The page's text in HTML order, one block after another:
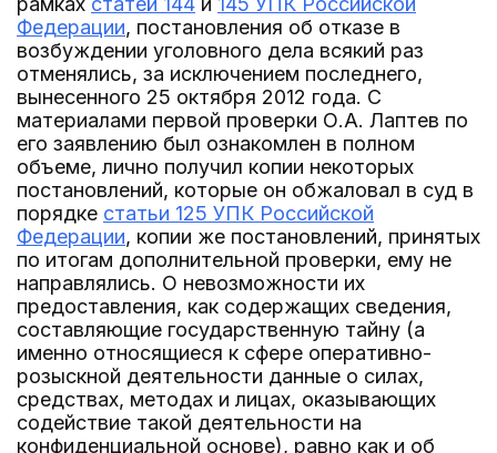
Федерации, постановления об отказе в
возбуждении уголовного дела всякий раз
отменялись, за исключением последнего,
вынесенного 25 октября 2012 года. С
материалами первой проверки О.А. Лаптев по
его заявлению был ознакомлен в полном
объеме, лично получил копии некоторых
постановлений, которые он обжаловал в суд в
порядке статьи 125 УПК Российской
Федерации, копии же постановлений, принятых
по итогам дополнительной проверки, ему не
направлялись. О невозможности их
предоставления, как содержащих сведения,
составляющие государственную тайну (а
именно относящиеся к сфере оперативно-
розыскной деятельности данные о силах,
средствах, методах и лицах, оказывающих
содействие такой деятельности на
конфиденциальной основе), равно как и об